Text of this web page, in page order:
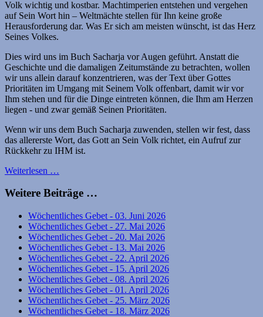
Volk wichtig und kostbar. Machtimperien entstehen und vergehen
auf Sein Wort hin – Weltmächte stellen für Ihn keine große
Herausforderung dar. Was Er sich am meisten wünscht, ist das Herz
Seines Volkes.
Dies wird uns im Buch Sacharja vor Augen geführt. Anstatt die
Geschichte und die damaligen Zeitumstände zu betrachten, wollen
wir uns allein darauf konzentrieren, was der Text über Gottes
Prioritäten im Umgang mit Seinem Volk offenbart, damit wir vor
Ihm stehen und für die Dinge eintreten können, die Ihm am Herzen
liegen - und zwar gemäß Seinen Prioritäten.
Wenn wir uns dem Buch Sacharja zuwenden, stellen wir fest, dass
das allererste Wort, das Gott an Sein Volk richtet, ein Aufruf zur
Rückkehr zu IHM ist.
Weiterlesen …
Weitere Beiträge …
Wöchentliches Gebet - 03. Juni 2026
Wöchentliches Gebet - 27. Mai 2026
Wöchentliches Gebet - 20. Mai 2026
Wöchentliches Gebet - 13. Mai 2026
Wöchentliches Gebet - 22. April 2026
Wöchentliches Gebet - 15. April 2026
Wöchentliches Gebet - 08. April 2026
Wöchentliches Gebet - 01. April 2026
Wöchentliches Gebet - 25. März 2026
Wöchentliches Gebet - 18. März 2026